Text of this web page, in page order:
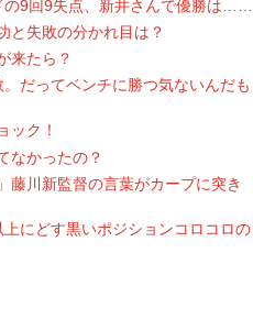
9回9失点、新井さんで優勝は……
と失敗の分かれ目は？
来たら？
だってベンチに勝つ気ないんだも
ック！
なかったの？
藤川新監督の言葉がカープに突き
にどす黒いポジションコロコロの